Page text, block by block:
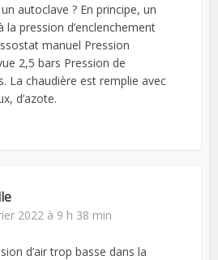
autoclave ? En principe, un
pression d’enclenchement
manuel Pression
2,5 bars Pression de
La chaudière est remplie avec
d’azote.
2022 à 9 h 38 min
d’air trop basse dans la